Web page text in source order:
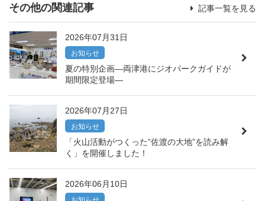
その他の関連記事 記事一覧を見る
2026年07月31日
お知らせ
夏の特別企画―両津港にジオパークガイドが
期間限定登場―
2026年07月27日
お知らせ
「火山活動がつくった”佐渡の大地”を読み解
く」を開催しました！
2026年06月10日